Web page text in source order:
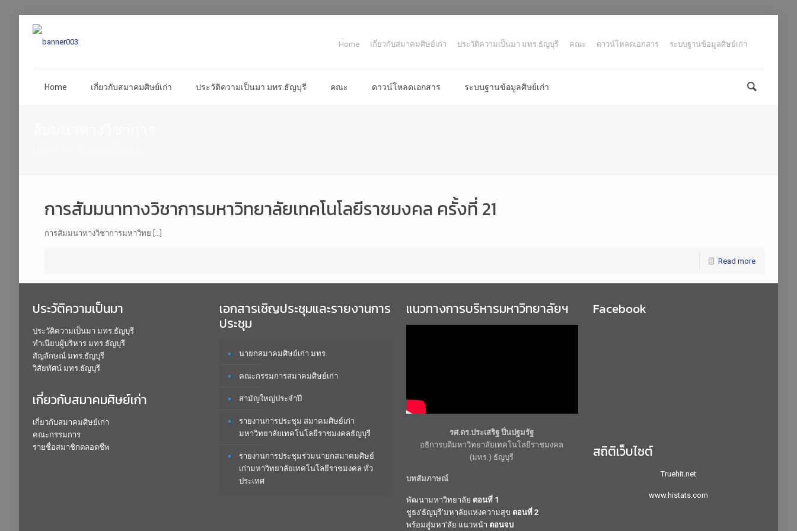
Home เกี่ยวกับสมาคมศิษย์เก่า ประวัติความเป็นมา มทร.ธัญบุรี คณะ ดาวน์โหลดเอกสาร ระบบฐานข้อมูลศิษย์เก่า
Home เกี่ยวกับสมาคมศิษย์เก่า ประวัติความเป็นมา มทร.ธัญบุรี คณะ ดาวน์โหลดเอกสาร ระบบฐานข้อมูลศิษย์เก่า
การสัมมนาทางวิชาการมหาวิทยาลัยเทคโนโลยีราชมงคล ครั้งที่ 21
การสัมมนาทางวิชาการมหาวิทย […]
Read more
ประวัติความเป็นมา
ประวัติความเป็นมา มทร.ธัญบุรี
ทำเนียบผู้บริหาร มทร.ธัญบุรี
สัญลักษณ์ มทร.ธัญบุรี
วิสัยทัศน์ มทร.ธัญบุรี
เกี่ยวกับสมาคมศิษย์เก่า
เกี่ยวกับสมาคมศิษย์เก่า
คณะกรรมการ
รายชื่อสมาชิกตลอดชีพ
เอกสารเชิญประชุมและรายงานการ
ประชุม
นายกสมาคมศิษย์เก่า มทร.
คณะกรรมการสมาคมศิษย์เก่า
สามัญใหญ่ประจำปี
รายงานการประชุม สมาคมศิษย์เก่า
มหาวิทยาลัยเทคโนโลยีราชมงคลธัญบุรี
รายงานการประชุมร่วมนายกสมาคมศิษย์
เก่ามหาวิทยาลัยเทคโนโลยีราชมงคล ทั่ว
ประเทศ
แนวทางการบริหารมหาวิทยาลัยฯ
รศ.ดร.ประเสริฐ ปิ่นปฐมรัฐ
อธิการบดีมหาวิทยาลัยเทคโนโลยีราชมงคล
(มทร.) ธัญบุรี
บทสัมภาษณ์
พัฒนามหาวิทยาลัย ตอนที่ 1
ชูธง’ธัญบุรี’มหาลัยแห่งความสุข ตอนที่ 2
พร้อมสู่มหา’ลัย แนวหน้า ตอนจบ
Facebook
สถิติเว็บไซต์
Truehit.net
www.histats.com